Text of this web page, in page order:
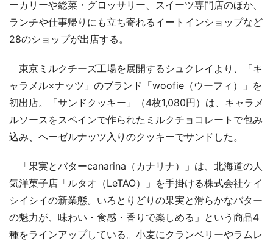
ーカリーや総菜・グロッサリー、スイーツ専門店のほか、
ランチや仕事帰りにも立ち寄れるイートインショップなど
28のショップが出店する。
東京ミルクチーズ工場を展開するシュクレイより、「キ
ャラメル×ナッツ」のブランド「woofie（ウーフィ）」を
初出店。「サンドクッキー」（4枚1,080円）は、キャラメ
ルソースをスペインで作られたミルクチョコレートで包み
込み、ヘーゼルナッツ入りのクッキーでサンドした。
「果実とバターcanarina（カナリナ）」は、北海道の人
気洋菓子店「ルタオ（LeTAO）」を手掛ける株式会社ケイ
シイシイの新業態。いろとりどりの果実と滑らかなバター
の魅力が、味わい・食感・香りで楽しめる」という商品4
種をラインアップしている。小麦にクランベリーやラムレ